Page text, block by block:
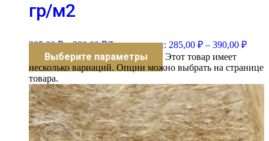
гр/м2
285,00₽ – 390,00₽Диапазон цен: 285,00 ₽ – 390,00 ₽
Выберите параметры
Этот товар имеет
несколько вариаций. Опции можно выбрать на странице
товара.